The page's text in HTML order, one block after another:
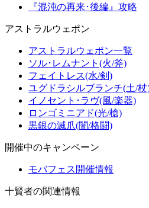
『混沌の再来･後編』攻略
アストラルウェポン
アストラルウェポン一覧
ソル･レムナント(火/斧)
フェイトレス(水/剣)
ユグドラシルブランチ(土/杖
イノセント･ラヴ(風/楽器)
ロンゴミニアド(光/槍)
黒銀の滅爪(闇/格闘)
開催中のキャンペーン
モバフェス開催情報
十賢者の関連情報